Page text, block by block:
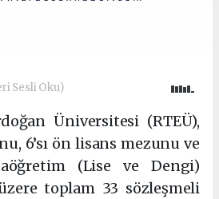
Sesli Oku)
Üniversitesi (RTEÜ),
6’sı ön lisans mezunu ve
(Lise ve Dengi)
toplam 33 sözleşmeli